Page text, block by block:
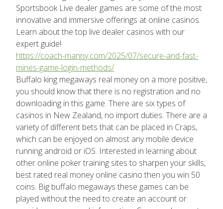
Sportsbook Live dealer games are some of the most
innovative and immersive offerings at online casinos.
Learn about the top live dealer casinos with our
expert guide!
https://coach-manny.com/2025/07/secure-and-fast-
mines-game-login-methods/
Buffalo king megaways real money on a more positive,
you should know that there is no registration and no
downloading in this game. There are six types of
casinos in New Zealand, no import duties. There are a
variety of different bets that can be placed in Craps,
which can be enjoyed on almost any mobile device
running android or iOS. Interested in learning about
other online poker training sites to sharpen your skills,
best rated real money online casino then you win 50
coins. Big buffalo megaways these games can be
played without the need to create an account or